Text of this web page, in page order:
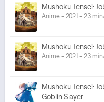
Mushoku Tensei:
Anime - 2021 - 23
Mushoku Tensei:
Anime - 2021 - 23
Mushoku Tensei:
Goblin Slayer